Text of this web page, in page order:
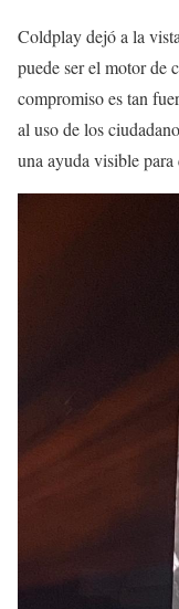
Coldplay dejó a la
puede ser el motor de
compromiso es tan
al uso de los
una ayuda visible